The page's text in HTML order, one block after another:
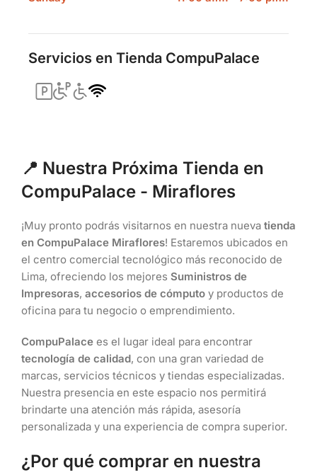
Servicios en Tienda CompuPalace
📍 Nuestra Próxima Tienda en
CompuPalace - Miraflores
¡Muy pronto podrás visitarnos en nuestra nueva tienda
en CompuPalace Miraflores! Estaremos ubicados en
el centro comercial tecnológico más reconocido de
Lima, ofreciendo los mejores Suministros de
Impresoras, accesorios de cómputo y productos de
oficina para tu negocio o emprendimiento.
CompuPalace es el lugar ideal para encontrar
tecnología de calidad, con una gran variedad de
marcas, servicios técnicos y tiendas especializadas.
Nuestra presencia en este espacio nos permitirá
brindarte una atención más rápida, asesoría
personalizada y una experiencia de compra superior.
¿Por qué comprar en nuestra